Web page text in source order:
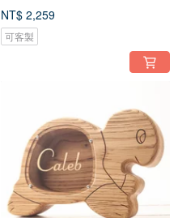
NT$ 2,259
可客製